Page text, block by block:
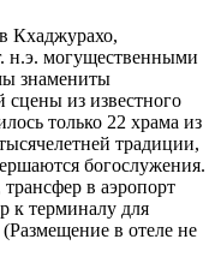
Кхаджурахо,
н.э. могущественными
знамениты
из известного
только 22 храма из
традиции,
богослужения.
в аэропорт
к терминалу для
в отеле не